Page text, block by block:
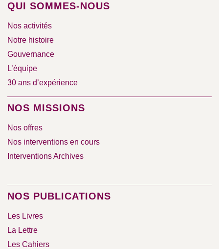
QUI SOMMES-NOUS
Nos activités
Notre histoire
Gouvernance
L’équipe
30 ans d’expérience
NOS MISSIONS
Nos offres
Nos interventions en cours
Interventions Archives
NOS PUBLICATIONS
Les Livres
La Lettre
Les Cahiers